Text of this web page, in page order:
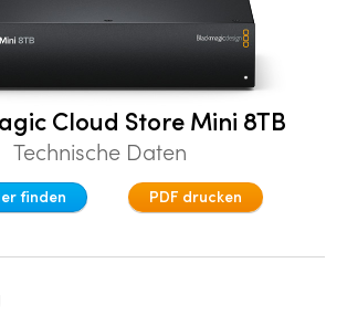
Cloud Store Mini 8TB
Technische Daten
finden PDF drucken